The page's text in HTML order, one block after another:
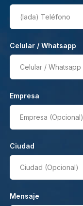
(lada) Teléfono
Celular / Whatsapp
Celular / Whatsapp
Empresa
Empresa (Opcional)
Ciudad
Ciudad (Opcional)
Mensaje